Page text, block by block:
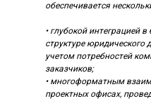
обеспечивается
• глубокой интеграцией
структуре юридического
учетом потребностей
заказчиков;
• многоформатным
проектных офисах,